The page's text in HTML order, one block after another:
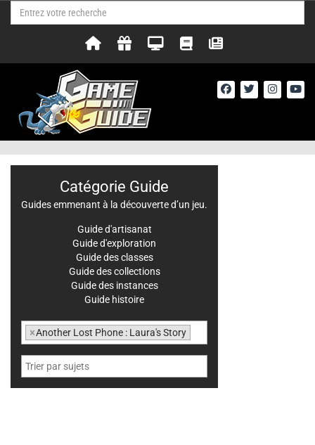
Catégorie Guide
Guides emmenant à la découverte d’un jeu.
Guide d'artisanat
Guide d'exploration
Guide des classes
Guide des collections
Guide des instances
Guide histoire
×Another Lost Phone : Laura's Story